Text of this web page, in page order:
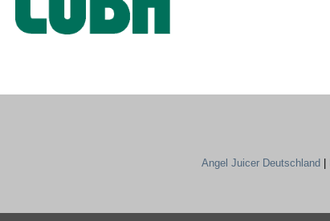
Angel Juicer Deutschland